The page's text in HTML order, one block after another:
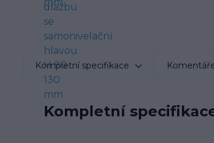
Kompletní specifikace
Kompletní